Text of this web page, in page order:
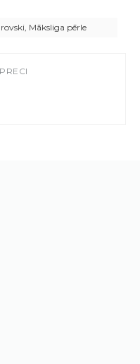
Māksliga pērle